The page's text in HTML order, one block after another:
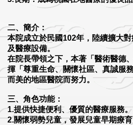
二、簡介：
本院成立於民國102年，陸續擴大
及醫療設備。
在院長帶領之下，本著「醫術醫德
揮「尊重生命、關懷社區、真誠服
而美的地區醫院而努力。
三、角色功能：
1.提供快捷便利、優質的醫療服務。
2.關懷弱勢兒童，發展兒童早期療